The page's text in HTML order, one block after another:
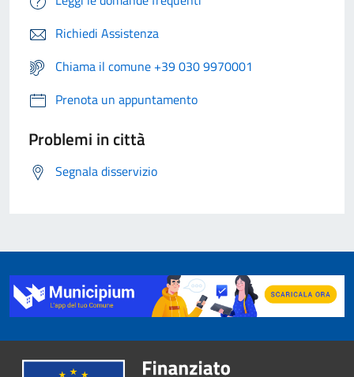
Richiedi Assistenza
Chiama il comune +39 030 9970001
Prenota un appuntamento
Problemi in città
Segnala disservizio